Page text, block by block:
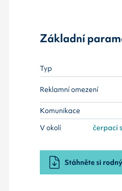
Základní
Typ
Reklamní omezení
Komunikace
V okolí
čerpací
Stáhněte si